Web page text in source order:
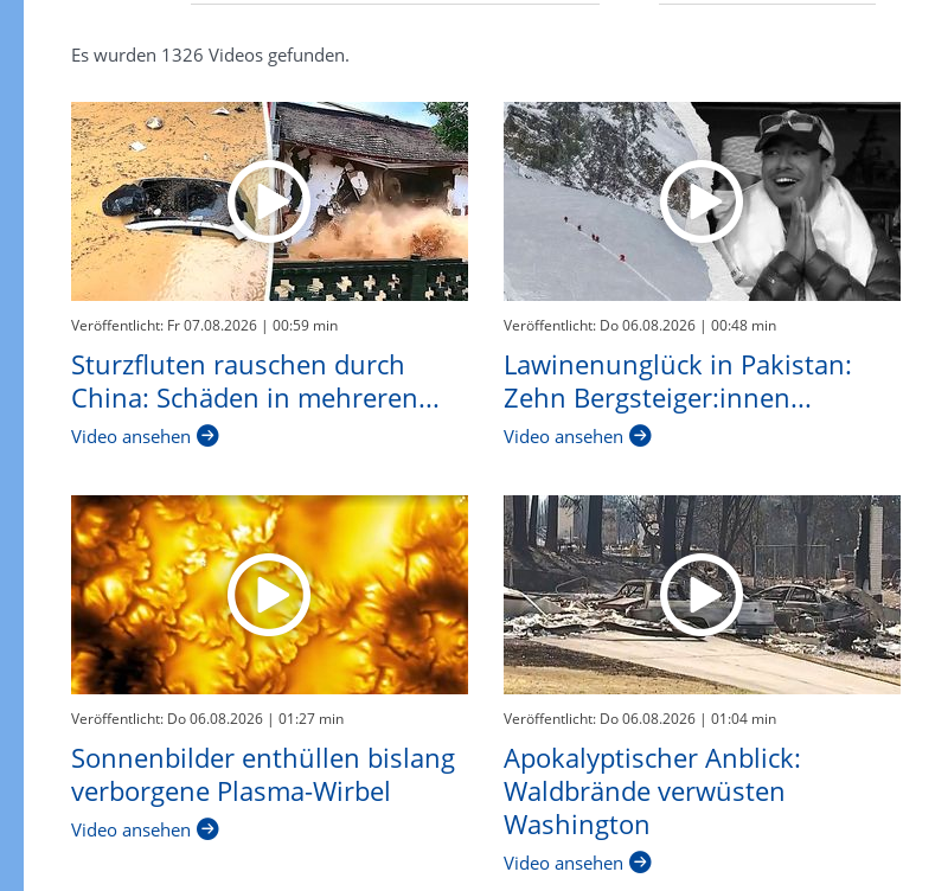
Es wurden 1326 Videos gefunden.
Veröffentlicht: Fr 07.08.2026| 00:59 min
Sturzfluten rauschen durch
China: Schäden in mehreren...
Video ansehen
Veröffentlicht: Do 06.08.2026| 00:48 min
Lawinenunglück in Pakistan:
Zehn Bergsteiger:innen...
Video ansehen
Veröffentlicht: Do 06.08.2026| 01:27 min
Sonnenbilder enthüllen bislang
verborgene Plasma-Wirbel
Video ansehen
Veröffentlicht: Do 06.08.2026| 01:04 min
Apokalyptischer Anblick:
Waldbrände verwüsten
Washington
Video ansehen